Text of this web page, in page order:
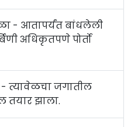
- आतापर्यंत बांधलेली
अधिकृतपणे पोर्तो
- त्यावेळचा जगातील
तयार झाला.